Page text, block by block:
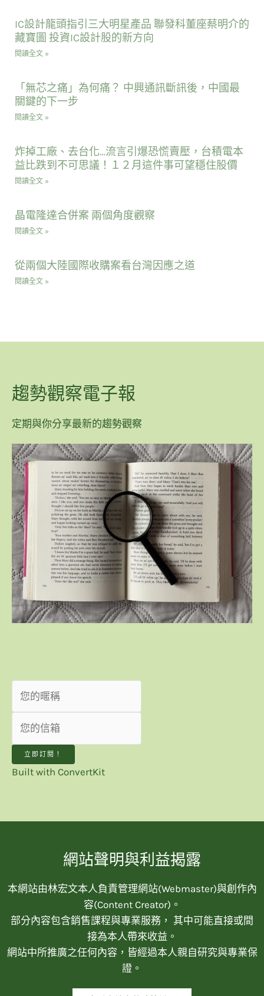
IC設計龍頭指引三大明星產品 聯發科董座蔡明介的
藏寶圖 投資IC設計股的新方向
閱讀全文 »
「無芯之痛」為何痛？ 中興通訊斷訊後，中國最
關鍵的下一步
閱讀全文 »
炸掉工廠、去台化…流言引爆恐慌賣壓，台積電本
益比跌到不可思議！１２月這件事可望穩住股價
閱讀全文 »
晶電隆達合併案 兩個角度觀察
閱讀全文 »
從兩個大陸國際收購案看台灣因應之道
閱讀全文 »
趨勢觀察電子報
定期與你分享最新的趨勢觀察
立即訂閱！
Built with ConvertKit
網站聲明與利益揭露
本網站由林宏文本人負責管理網站(Webmaster)與創作內
容(Content Creator)。
部分內容包含銷售課程與專業服務， 其中可能直接或間
接為本人帶來收益。
網站中所推廣之任何內容，皆經過本人親自研究與專業保
證。